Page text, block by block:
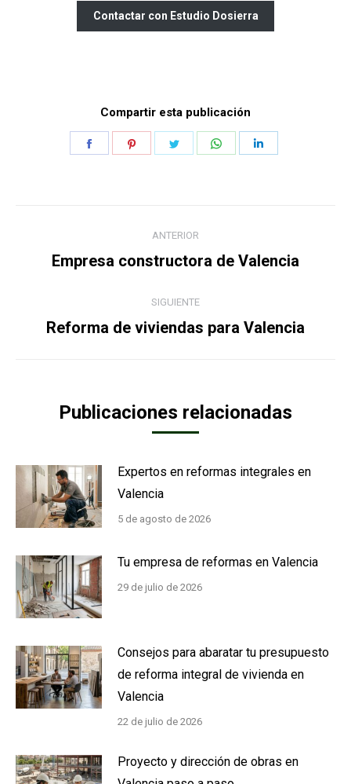
Contactar con Estudio Dosierra
Compartir esta publicación
entre
publicaciones
ANTERIOR
Publicación
Empresa constructora de Valencia
SIGUIENTE
Publicación
Reforma de viviendas para Valencia
Publicaciones relacionadas
Expertos en reformas integrales en
Valencia
5 de agosto de 2026
Tu empresa de reformas en Valencia
29 de julio de 2026
Consejos para abaratar tu presupuesto
de reforma integral de vivienda en
Valencia
22 de julio de 2026
Proyecto y dirección de obras en